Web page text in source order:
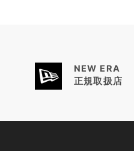
NEW ERA
正規取扱店